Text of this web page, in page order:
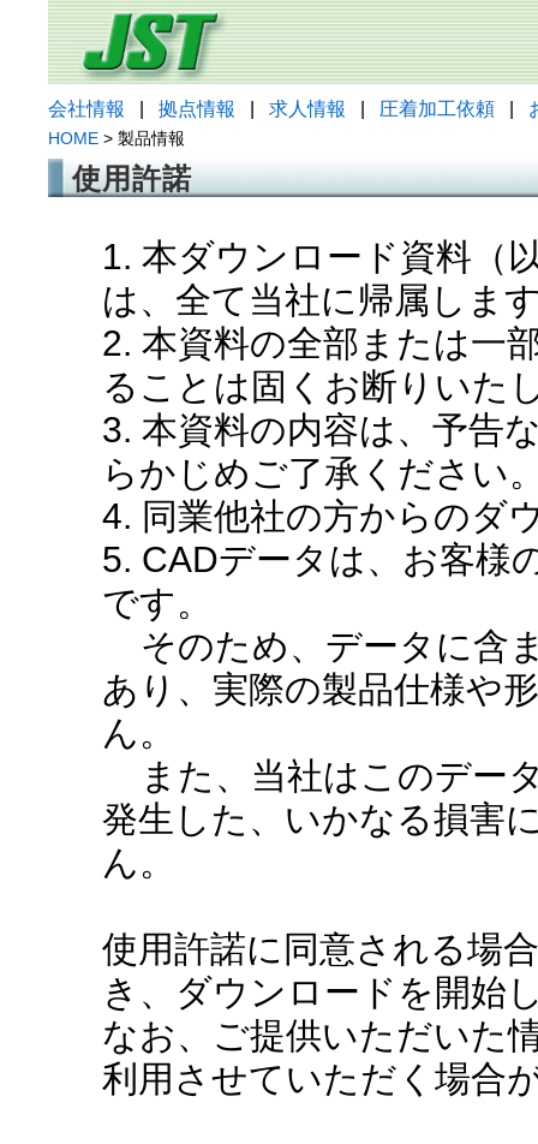
会社情報 拠点情報 求人情報 圧着加工依頼
HOME > 製品情報
使用許諾
1. 本ダウンロード資料（
は、全て当社に帰属しま
2. 本資料の全部または一
ることは固くお断りいた
3. 本資料の内容は、予告
らかじめご了承ください
4. 同業他社の方からのダ
5. CADデータは、お客様
です。
そのため、データに含
あり、実際の製品仕様や
ん。
また、当社はこのデー
発生した、いかなる損害
ん。
使用許諾に同意される場
き、ダウンロードを開始
なお、ご提供いただいた
利用させていただく場合